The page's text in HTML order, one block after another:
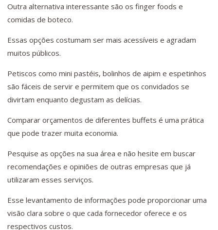
Outra alternativa interessante são os finger foods e
comidas de boteco.
Essas opções costumam ser mais acessíveis e agradam
muitos públicos.
Petiscos como mini pastéis, bolinhos de aipim e espetinhos
são fáceis de servir e permitem que os convidados se
divirtam enquanto degustam as delícias.
Comparar orçamentos de diferentes buffets é uma prática
que pode trazer muita economia.
Pesquise as opções na sua área e não hesite em buscar
recomendações e opiniões de outras empresas que já
utilizaram esses serviços.
Esse levantamento de informações pode proporcionar uma
visão clara sobre o que cada fornecedor oferece e os
respectivos custos.